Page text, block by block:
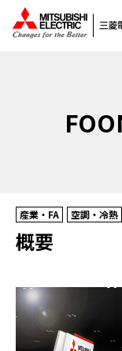
産業・FA 空調・冷熱
概要